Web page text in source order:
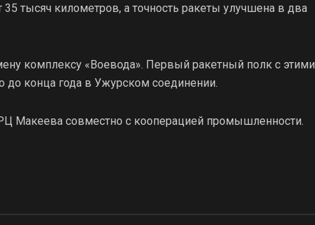
тысяч километров, а точность ракеты улучшена в два
комплексу «Воевода». Первый ракетный полк с этими
до конца года в Ужурском соединении.
Макеева совместно с кооперацией промышленности.